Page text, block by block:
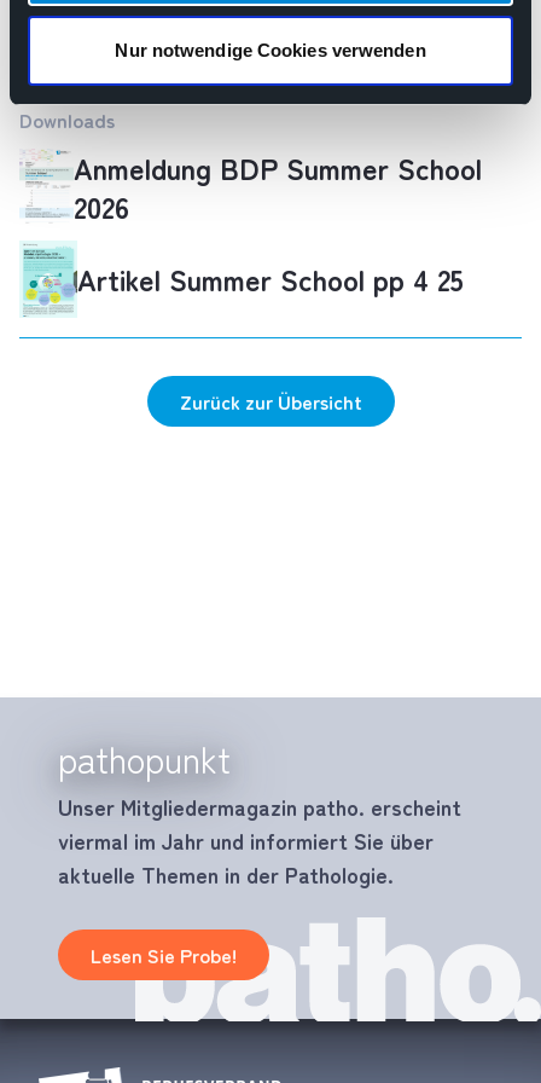
Nur notwendige Cookies verwenden
Bei Fragen
pathologie.de
Downloads
Anmeldung BDP Summer School
2026
Artikel Summer School pp 4 25
Zurück zur Übersicht
pathopunkt
Unser Mitgliedermagazin patho. erscheint
viermal im Jahr und informiert Sie über
aktuelle Themen in der Pathologie.
Lesen Sie Probe!